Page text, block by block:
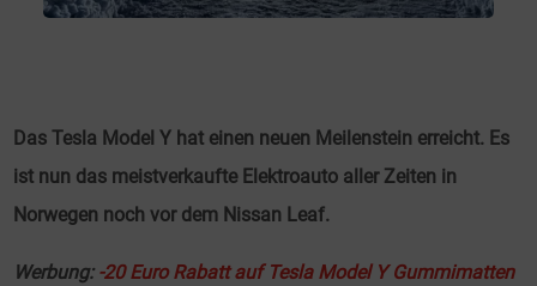
Das Tesla Model Y hat einen neuen Meilenstein erreicht. Es
ist nun das meistverkaufte Elektroauto aller Zeiten in
Norwegen noch vor dem Nissan Leaf.
Werbung: -20 Euro Rabatt auf Tesla Model Y Gummimatten